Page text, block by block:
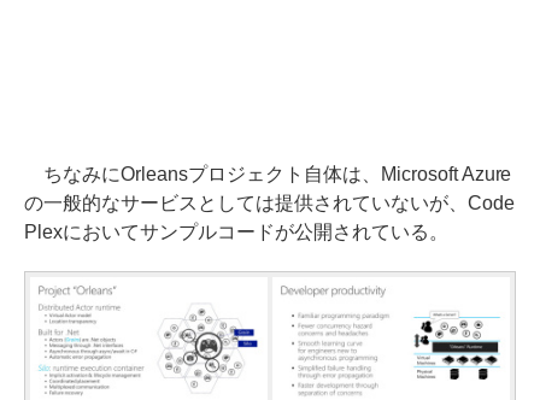
ちなみにOrleansプロジェクト自体は、Microsoft Azure
の一般的なサービスとしては提供されていないが、Code
Plexにおいてサンプルコードが公開されている。